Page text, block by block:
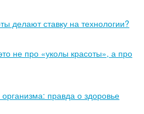
делают ставку на технологии?
не про «уколы красоты», а про
правда о здоровье